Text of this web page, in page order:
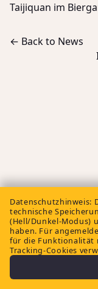
Taijiquan im
← Back to News
Datenschutzhinweis:
technische
(Hell/Dunkel-Modus)
haben. Für
für die Funktionalität
Tracking-Cookies